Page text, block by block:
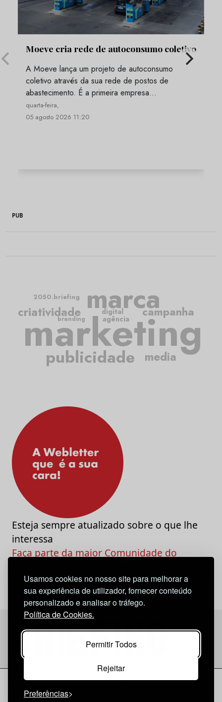
Usamos cookies no nosso site para melhorar a
sua experiência de utilizador, fornecer conteúdo
personalizado e analisar o tráfego.
Política de Cookies.
Permitir Todos
Rejeitar
Preferências
Moeve cria rede de autoconsumo coletivo
A Moeve lança um projeto de autoconsumo
coletivo através da sua rede de postos de
abastecimento. É a primeira empresa…
quarta-feira,
05 agosto 2026 11:20
PUB
marketing
publicidade
marca
criatividade campanha
media
agência
digital
2050.briefing
branding
Esteja sempre atualizado sobre o que lhe
interessa
Faça parte da maior Comunidade do
Política de Cookies